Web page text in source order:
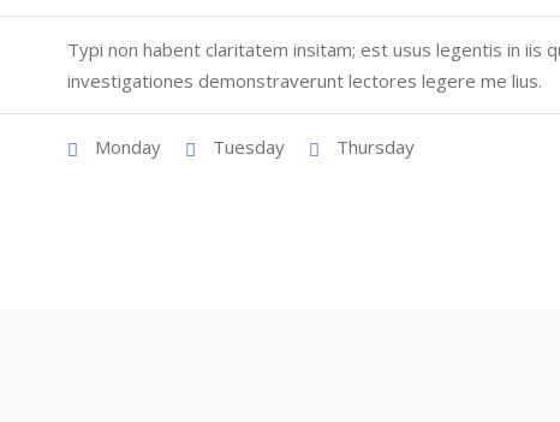
Typi non habent claritatem insitam; est usus legentis in iis
investigationes demonstraverunt lectores legere me lius.
Monday Tuesday Thursday